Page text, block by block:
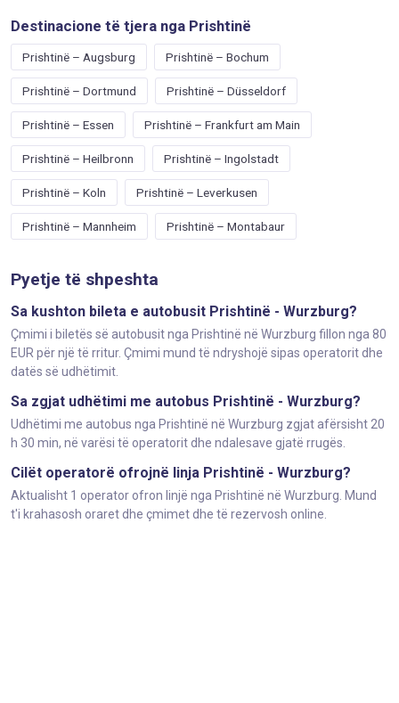
Destinacione të tjera nga Prishtinë
Prishtinë – Augsburg Prishtinë – Bochum
Prishtinë – Dortmund Prishtinë – Düsseldorf
Prishtinë – Essen Prishtinë – Frankfurt am Main
Prishtinë – Heilbronn Prishtinë – Ingolstadt
Prishtinë – Koln Prishtinë – Leverkusen
Prishtinë – Mannheim Prishtinë – Montabaur
Pyetje të shpeshta
Sa kushton bileta e autobusit Prishtinë - Wurzburg?
Çmimi i biletës së autobusit nga Prishtinë në Wurzburg fillon nga 80
EUR për një të rritur. Çmimi mund të ndryshojë sipas operatorit dhe
datës së udhëtimit.
Sa zgjat udhëtimi me autobus Prishtinë - Wurzburg?
Udhëtimi me autobus nga Prishtinë në Wurzburg zgjat afërsisht 20
h 30 min, në varësi të operatorit dhe ndalesave gjatë rrugës.
Cilët operatorë ofrojnë linja Prishtinë - Wurzburg?
Aktualisht 1 operator ofron linjë nga Prishtinë në Wurzburg. Mund
t'i krahasosh oraret dhe çmimet dhe të rezervosh online.